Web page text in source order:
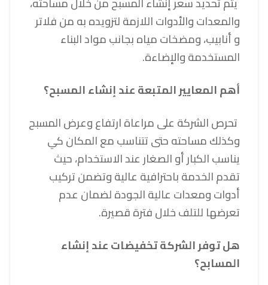
والمعدات والأدوات اللازمة لتزويده به من فلاتر
و أنابيب، ومضخات مياه بجانب مواد البناء
المستخدمة والإضاءة.
أهم المعايير المتبعة عند إنشاء المسبح؟
تحرص الشركة على مراعاة ارتفاع وعرض المسبح
وكذلك مساحته حتى تتناسب مع المكان كي
يناسب الكبار أو الصغار عند الاستخدام، حيث
تقدم الخدمة باحترافية عالية وتضمن تركيب
أدوات ومعدات عالية الجودة لضمان عدم
تعرضها للتلف خلال فترة قصيرة.
هل توفر الشركة تخفيضات عند إنشاء
المسابح؟